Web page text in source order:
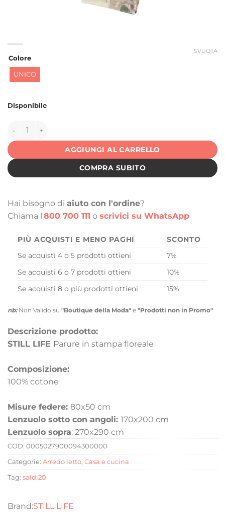
Colore
UNICO
SVUOTA
Disponibile
150483 quantità
AGGIUNGI AL CARRELLO
COMPRA SUBITO
Hai bisogno di aiuto con l'ordine?
Chiama l'800 700 111 o scrivici su WhatsApp
PIÙ ACQUISTI E MENO PAGHI
SCONTO
Se acquisti 4 o 5 prodotti ottieni
7%
Se acquisti 6 o 7 prodotti ottieni
10%
Se acquisti 8 o più prodotti ottieni
15%
nb:Non Valido su "Boutique della Moda" e "Prodotti non in Promo"
Descrizione prodotto:
STILL LIFE Parure in stampa floreale
Composizione:
100% cotone
Misure federe: 80x50 cm
Lenzuolo sotto con angoli: 170x200 cm
Lenzuolo sopra: 270x290 cm
COD: 0005027900094300000
Categorie: Arredo letto, Casa e cucina
Tag: saldi20
STILL LIFE